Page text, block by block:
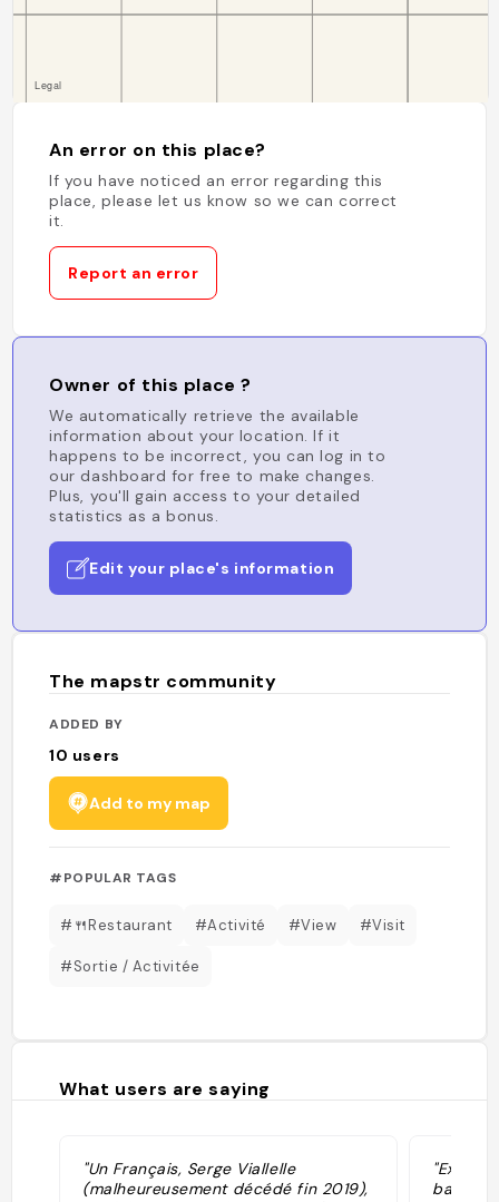
An error on this place?
If you have noticed an error regarding this
place, please let us know so we can correct
it.
Report an error
Owner of this place ?
We automatically retrieve the available
information about your location. If it
happens to be incorrect, you can log in to
our dashboard for free to make changes.
Plus, you'll gain access to your detailed
statistics as a bonus.
Edit your place's information
The mapstr community
ADDED BY
10 users
Add to my map
#POPULAR TAGS
#🍴Restaurant #Activité #View #Visit
#Sortie / Activitée
What users are saying
"Un Français, Serge Viallelle
(malheureusement décédé fin 2019),